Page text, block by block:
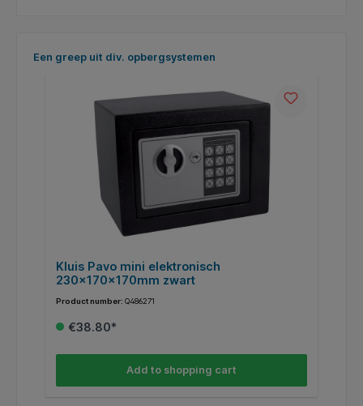
Skip product gallery
Een greep uit div. opbergsystemen
Kluis Pavo mini elektronisch
230x170x170mm zwart
Product number: Q486271
€38.80*
Add to shopping cart